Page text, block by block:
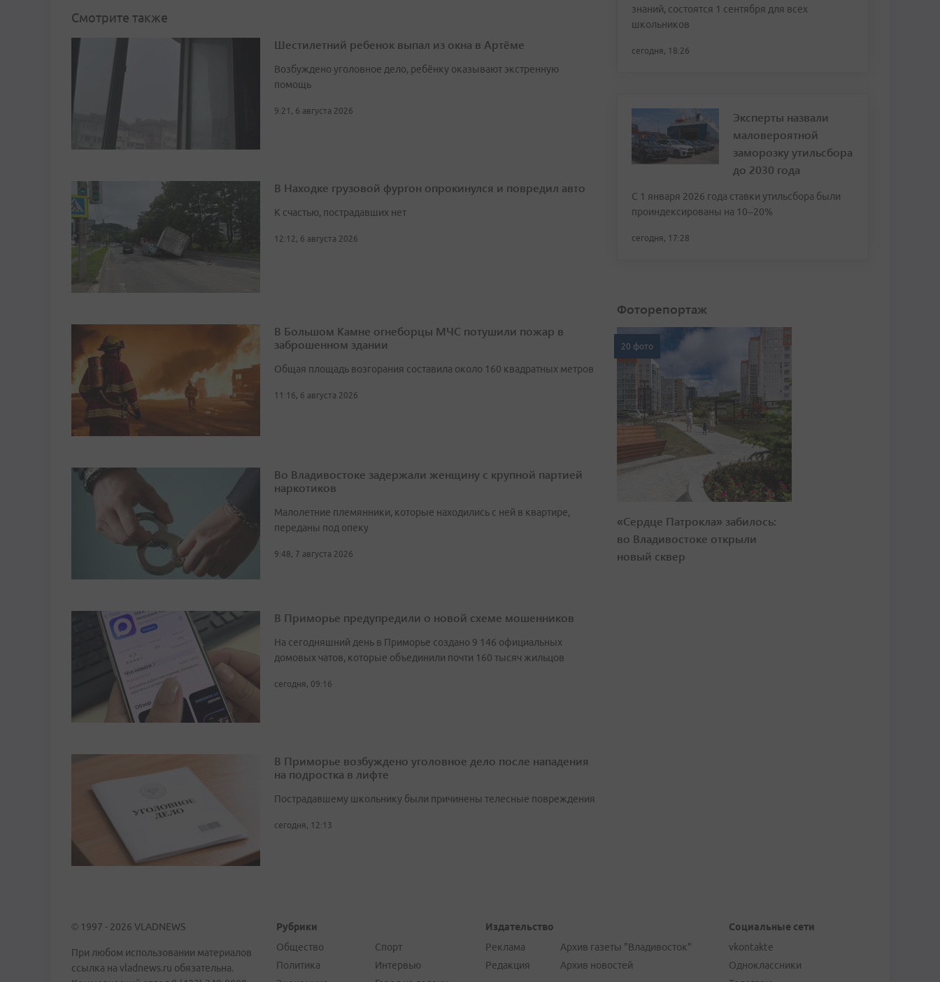
Смотрите также
Шестилетний ребенок выпал из окна в Артёме
Возбуждено уголовное дело, ребёнку оказывают экстренную
помощь
9:21, 6 августа 2026
В Находке грузовой фургон опрокинулся и повредил авто
К счастью, пострадавших нет
12:12, 6 августа 2026
В Большом Камне огнеборцы МЧС потушили пожар в
заброшенном здании
Общая площадь возгорания составила около 160 квадратных метров
11:16, 6 августа 2026
Во Владивостоке задержали женщину с крупной партией
наркотиков
Малолетние племянники, которые находились с ней в квартире,
переданы под опеку
9:48, 7 августа 2026
В Приморье предупредили о новой схеме мошенников
На сегодняшний день в Приморье создано 9 146 официальных
домовых чатов, которые объединили почти 160 тысяч жильцов
сегодня, 09:16
В Приморье возбуждено уголовное дело после нападения
на подростка в лифте
Пострадавшему школьнику были причинены телесные повреждения
сегодня, 12:13
знаний, состоятся 1 сентября для всех
школьников
сегодня, 18:26
Эксперты назвали
маловероятной
заморозку утильсбора
до 2030 года
С 1 января 2026 года ставки утильсбора были
проиндексированы на 10–20%
сегодня, 17:28
Фоторепортаж
20 фото
«Сердце Патрокла» забилось:
во Владивостоке открыли
новый сквер
© 1997 - 2026 VLADNEWS
При любом использовании материалов
ссылка на vladnews.ru обязательна.
Рубрики
Общество
Политика
Спорт
Интервью
Издательство
Реклама
Редакция
Архив газеты "Владивосток"
Архив новостей
Социальные сети
vkontakte
Одноклассники